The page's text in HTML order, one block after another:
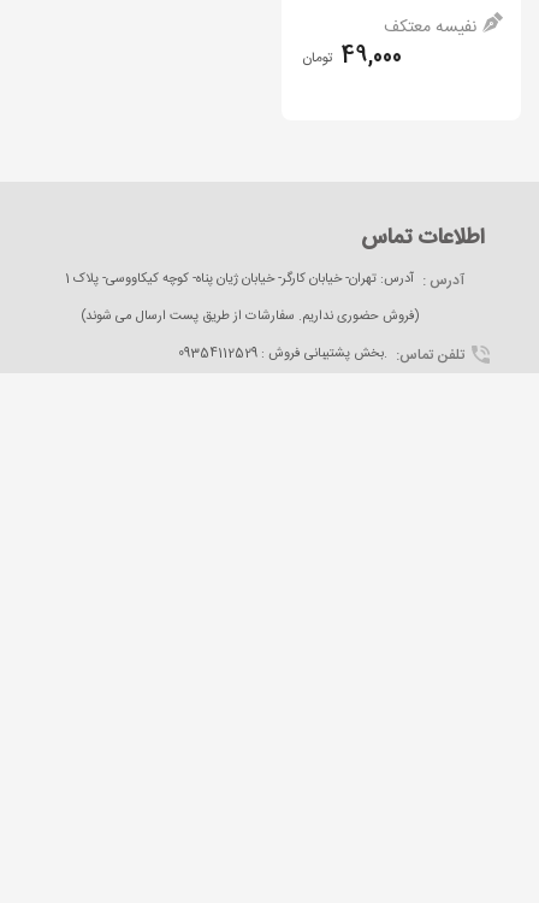
نفیسه معتکف
49,000 تومان
اطلاعات تماس
آدرس :
آدرس: تهران- خیابان کارگر- خیابان ژیان پناه- کوچه کیکاووسی- پلاک 1
(فروش حضوری نداریم. سفارشات از طریق پست ارسال می شوند)
تلفن تماس: 09354112529 : بخش پشتیبانی فروش.